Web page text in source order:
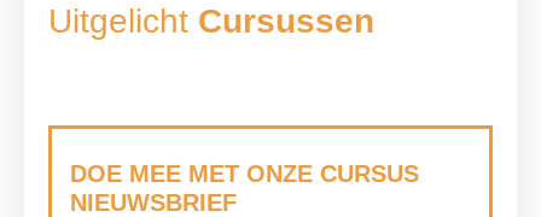
Uitgelicht Cursussen
DOE MEE MET ONZE CURSUS
NIEUWSBRIEF